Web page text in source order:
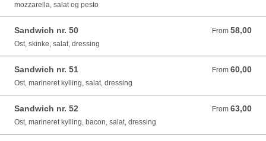
mozzarella, salat og pesto
Sandwich nr. 50 From 58,00
From 58,00 DKK
Ost, skinke, salat, dressing
Sandwich nr. 51 From 60,00
From 60,00 DKK
Ost, marineret kylling, salat, dressing
Sandwich nr. 52 From 63,00
From 63,00 DKK
Ost, marineret kylling, bacon, salat, dressing